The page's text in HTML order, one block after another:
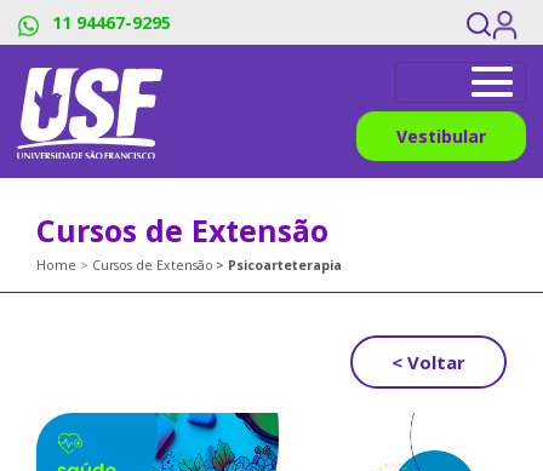
11 94467-9295
Vestibular
Cursos de Extensão
Home Cursos de Extensão Psicoarteterapia
< Voltar